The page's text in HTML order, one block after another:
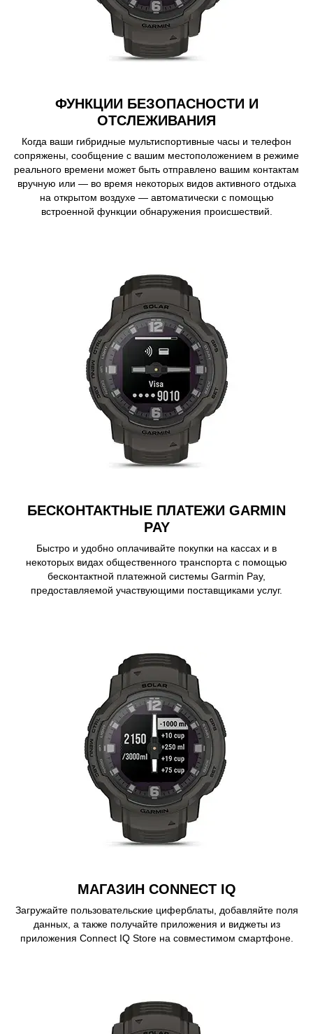
ФУНКЦИИ БЕЗОПАСНОСТИ И
ОТСЛЕЖИВАНИЯ
Когда ваши гибридные мультиспортивные часы и телефон
сопряжены, сообщение с вашим местоположением в режиме
реального времени может быть отправлено вашим контактам
вручную или — во время некоторых видов активного отдыха
на открытом воздухе — автоматически с помощью
встроенной функции обнаружения происшествий.
БЕСКОНТАКТНЫЕ ПЛАТЕЖИ GARMIN
PAY
Быстро и удобно оплачивайте покупки на кассах и в
некоторых видах общественного транспорта с помощью
бесконтактной платежной системы Garmin Pay,
предоставляемой участвующими поставщиками услуг.
МАГАЗИН CONNECT IQ
Загружайте пользовательские циферблаты, добавляйте поля
данных, а также получайте приложения и виджеты из
приложения Connect IQ Store на совместимом смартфоне.